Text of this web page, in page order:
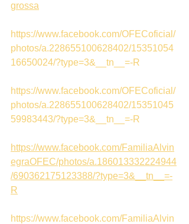
grossa
https://www.facebook.com/OFECoficial/
photos/a.228655100628402/15351054
16650024/?type=3&__tn__=-R
https://www.facebook.com/OFECoficial/
photos/a.228655100628402/15351045
59983443/?type=3&__tn__=-R
https://www.facebook.com/FamiliaAlvin
egraOFEC/photos/a.186013332224944
/690362175123388/?type=3&__tn__=-
R
https://www.facebook.com/FamiliaAlvin